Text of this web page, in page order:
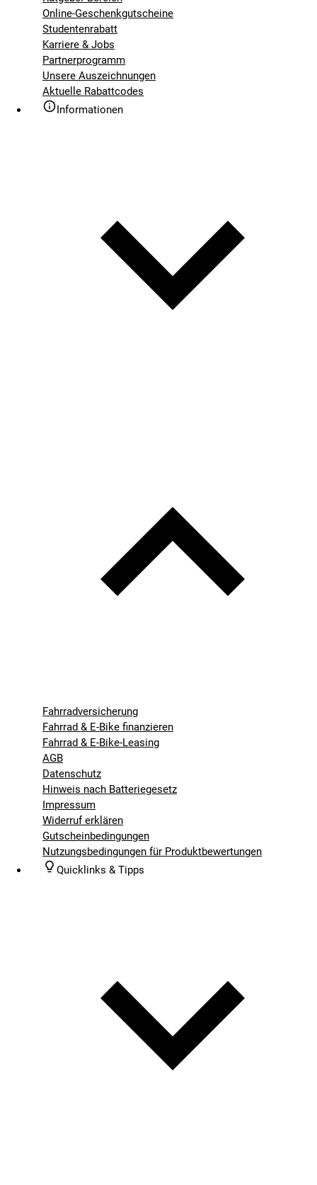
Online-Geschenkgutscheine
Studentenrabatt
Karriere & Jobs
Partnerprogramm
Unsere Auszeichnungen
Aktuelle Rabattcodes
Informationen
Fahrradversicherung
Fahrrad & E-Bike finanzieren
Fahrrad & E-Bike-Leasing
AGB
Datenschutz
Hinweis nach Batteriegesetz
Impressum
Widerruf erklären
Gutscheinbedingungen
Nutzungsbedingungen für Produktbewertungen
Quicklinks & Tipps